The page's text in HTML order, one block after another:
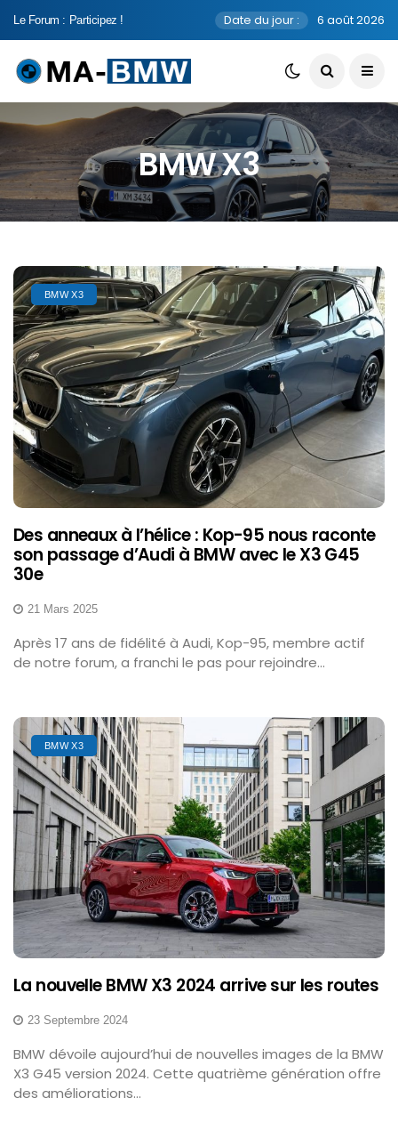
Le Forum : Participez ! Date du jour : 6 août 2026
BMW X3
BMW X3
Des anneaux à l’hélice : Kop-95 nous raconte
son passage d’Audi à BMW avec le X3 G45
30e
21 Mars 2025
Après 17 ans de fidélité à Audi, Kop-95, membre actif
de notre forum, a franchi le pas pour rejoindre...
BMW X3
La nouvelle BMW X3 2024 arrive sur les routes
23 Septembre 2024
BMW dévoile aujourd’hui de nouvelles images de la BMW
X3 G45 version 2024. Cette quatrième génération offre
des améliorations...